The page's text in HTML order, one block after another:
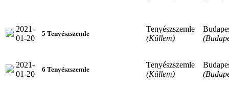
2021-
01-20
5 Tenyészszemle
Tenyészszemle
(Küllem)
2021-
01-20
6 Tenyészszemle
Tenyészszemle
(Küllem)